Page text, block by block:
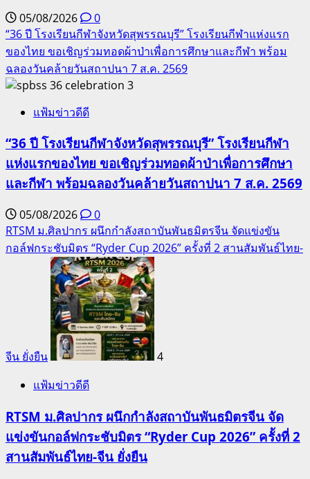
05/08/2026
0
“36 ปี โรงเรียนกีฬาจังหวัดสุพรรณบุรี” โรงเรียนกีฬาแห่งแรก
ของไทย ขอเชิญร่วมทอดผ้าป่าเพื่อการศึกษาและกีฬา พร้อม
ฉลองวันคล้ายวันสถาปนา 7 ส.ค. 2569
3
แฟ้มข่าวดีดี
“36 ปี โรงเรียนกีฬาจังหวัดสุพรรณบุรี” โรงเรียนกีฬา
แห่งแรกของไทย ขอเชิญร่วมทอดผ้าป่าเพื่อการศึกษา
และกีฬา พร้อมฉลองวันคล้ายวันสถาปนา 7 ส.ค. 2569
05/08/2026
0
RTSM ม.ศิลปากร ผนึกกำลังสถาบันพันธมิตรจีน จัดแข่งขัน
กอล์ฟกระชับมิตร “Ryder Cup 2026” ครั้งที่ 2 สานสัมพันธ์ไทย-
จีน ยั่งยืน
4
แฟ้มข่าวดีดี
RTSM ม.ศิลปากร ผนึกกำลังสถาบันพันธมิตรจีน จัด
แข่งขันกอล์ฟกระชับมิตร “Ryder Cup 2026” ครั้งที่ 2
สานสัมพันธ์ไทย-จีน ยั่งยืน